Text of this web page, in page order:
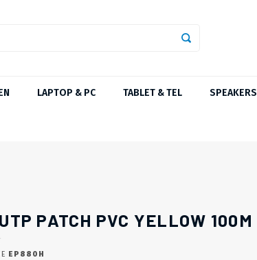
LAPTOP & PC TABLET & TEL SPEAKERS
PATCH PVC YELLOW 100M
EP880H